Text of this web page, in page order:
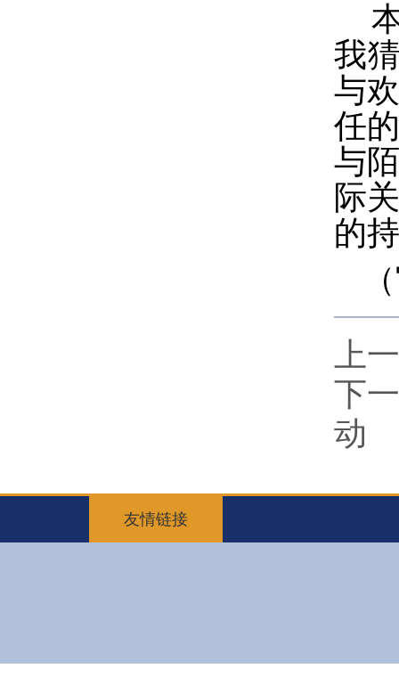
我
与
任
与
际
的
上
下
动
友情链接